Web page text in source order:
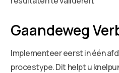
Gaandeweg
Implementeer eerst in één
procestype. Dit helpt u